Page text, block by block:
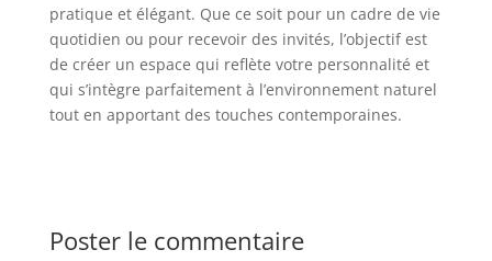
pratique et élégant. Que ce soit pour un cadre de vie
quotidien ou pour recevoir des invités, l’objectif est
de créer un espace qui reflète votre personnalité et
qui s’intègre parfaitement à l’environnement naturel
tout en apportant des touches contemporaines.
Poster le commentaire